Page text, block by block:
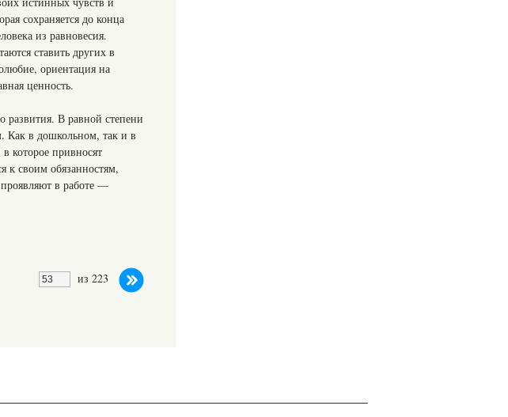
сохраняется до конца
из равновесия.
ставить других в
ориентация на
ценность.
развития. В равной степени
Как в дошкольном, так и в
которое привносят
к своим обязанностям,
проявляют в работе —
из 223